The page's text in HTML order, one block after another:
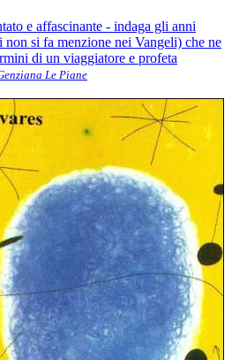
e affascinante - indaga gli anni
si fa menzione nei Vangeli) che ne
di un viaggiatore e profeta
Le Piane